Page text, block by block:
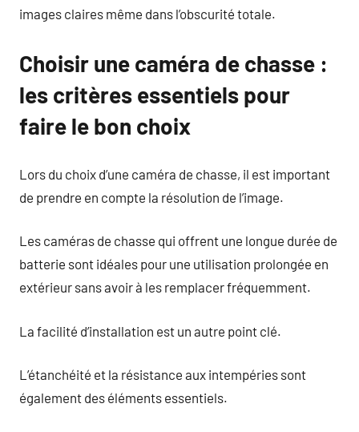
images claires même dans l’obscurité totale.
Choisir une caméra de chasse :
les critères essentiels pour
faire le bon choix
Lors du choix d’une caméra de chasse, il est important
de prendre en compte la résolution de l’image.
Les caméras de chasse qui offrent une longue durée de
batterie sont idéales pour une utilisation prolongée en
extérieur sans avoir à les remplacer fréquemment.
La facilité d’installation est un autre point clé.
L’étanchéité et la résistance aux intempéries sont
également des éléments essentiels.